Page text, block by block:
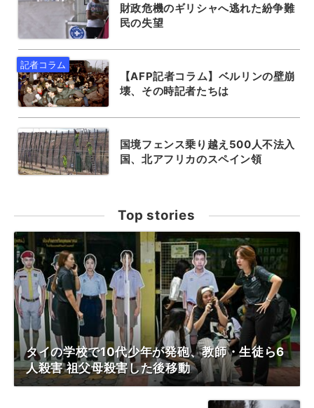
財政危機のギリシャへ逃れた紛争難
民の失望
【AFP記者コラム】ベルリンの壁崩
壊、その時記者たちは
国境フェンス乗り越え500人不法入
国、北アフリカのスペイン領
Top stories
タイの学校で10代少年が発砲、教師・生徒ら6
人殺害 祖父母殺害した後移動